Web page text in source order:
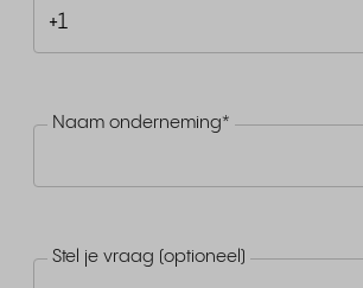
Naam onderneming*
Stel je vraag (optioneel)